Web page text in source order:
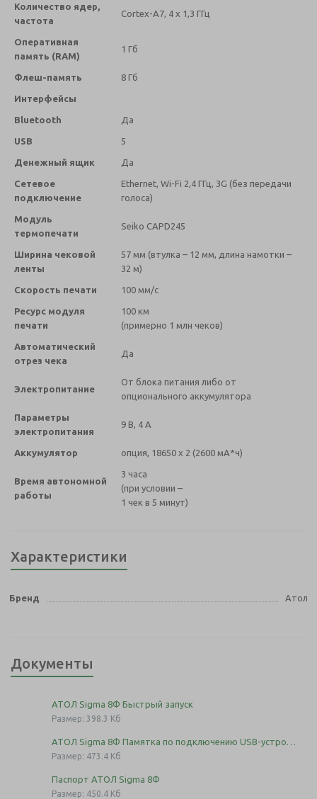
Количество ядер,
частота
Cortex-A7, 4 х 1,3 ГГц
Оперативная
память (RAM)
1 Гб
Флеш-память 8 Гб
Интерфейсы
Bluetooth Да
USB 5
Денежный ящик Да
Сетевое
подключение
Ethernet, Wi-Fi 2,4 ГГц, 3G (без передачи
голоса)
Модуль
термопечати
Seiko CAPD245
Ширина чековой
ленты
57 мм (втулка – 12 мм, длина намотки –
32 м)
Скорость печати 100 мм/с
Ресурс модуля
печати
100 км
(примерно 1 млн чеков)
Автоматический
отрез чека
Да
Электропитание
От блока питания либо от
опционального аккумулятора
Параметры
электропитания
9 В, 4 А
Аккумулятор опция, 18650 х 2 (2600 мА*ч)
Время автономной
работы
3 часа
(при условии –
1 чек в 5 минут)
Характеристики
Бренд Атол
Документы
АТОЛ Sigma 8Ф Быстрый запуск
Размер: 398.3 Кб
Размер: 473.4 Кб
Паспорт АТОЛ Sigma 8Ф
Размер: 450.4 Кб